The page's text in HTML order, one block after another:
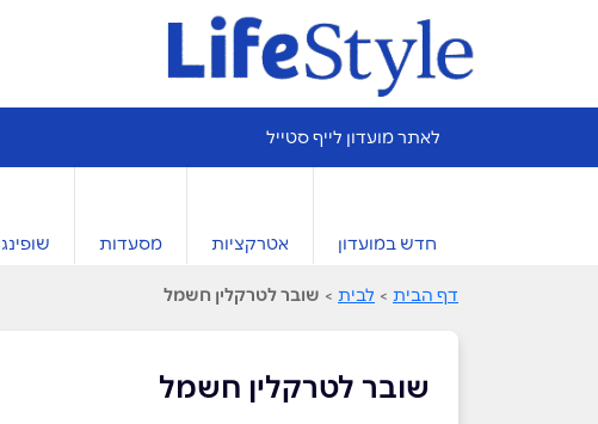
לאתר מועדון לייף סטייל
חדש במועדון אטרקציות מסעדות שופינג
דף הבית > לבית > שובר לטרקלין חשמל
שובר לטרקלין חשמל